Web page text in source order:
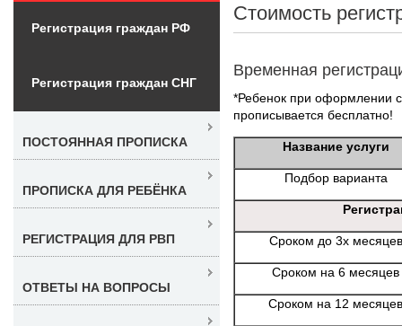
Стоимость
Временная
*Ребенок при оформлении
прописывается бесплатно!
Название услуги
Подбор варианта
Сроком до 3х месяцев
Сроком на 6 месяцев
Сроком на 12 месяцев
Регистрация граждан РФ
Регистрация граждан СНГ
ПОСТОЯННАЯ ПРОПИСКА
ПРОПИСКА ДЛЯ РЕБЁНКА
РЕГИСТРАЦИЯ ДЛЯ РВП
ОТВЕТЫ НА ВОПРОСЫ